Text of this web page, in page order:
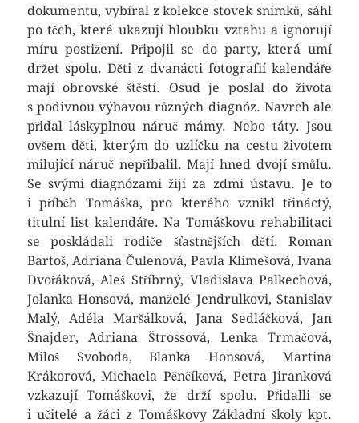
dokumentu, vybíral z kolekce stovek snímků, sáhl
po těch, které ukazují hloubku vztahu a ignorují
míru postižení. Připojil se do party, která umí
držet spolu. Děti z dvanácti fotografií kalendáře
mají obrovské štěstí. Osud je poslal do života
s podivnou výbavou různých diagnóz. Navrch ale
přidal láskyplnou náruč mámy. Nebo táty. Jsou
ovšem děti, kterým do uzlíčku na cestu životem
milující náruč nepřibalil. Mají hned dvojí smůlu.
Se svými diagnózami žijí za zdmi ústavu. Je to
i příběh Tomáška, pro kterého vznikl třináctý,
titulní list kalendáře. Na Tomáškovu rehabilitaci
se poskládali rodiče šťastnějších dětí. Roman
Bartoš, Adriana Čulenová, Pavla Klimešová, Ivana
Dvořáková, Aleš Stříbrný, Vladislava Palkechová,
Jolanka Honsová, manželé Jendrulkovi, Stanislav
Malý, Adéla Maršálková, Jana Sedláčková, Jan
Šnajder, Adriana Štrossová, Lenka Trmačová,
Miloš Svoboda, Blanka Honsová, Martina
Krákorová, Michaela Pěnčíková, Petra Jiranková
vzkazují Tomáškovi, že drží spolu. Přidalli se
i učitelé a žáci z Tomáškovy Základní školy kpt.